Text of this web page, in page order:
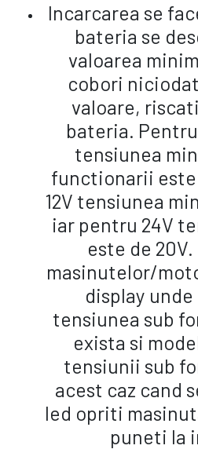
Incarcarea se
bateria se
valoarea
cobori
valoare,
bateria.
tensiunea
functionarii este
12V tensiunea
iar pentru 24V
este de
masinutelor/
display
tensiunea sub
exista si
tensiunii sub
acest caz cand
led opriti
puneti la